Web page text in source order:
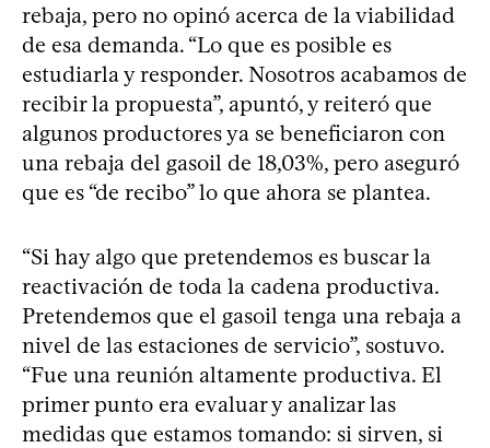
rebaja, pero no opinó acerca de la viabilidad
de esa demanda. “Lo que es posible es
estudiarla y responder. Nosotros acabamos de
recibir la propuesta”, apuntó, y reiteró que
algunos productores ya se beneficiaron con
una rebaja del gasoil de 18,03%, pero aseguró
que es “de recibo” lo que ahora se plantea.
“Si hay algo que pretendemos es buscar la
reactivación de toda la cadena productiva.
Pretendemos que el gasoil tenga una rebaja a
nivel de las estaciones de servicio”, sostuvo.
“Fue una reunión altamente productiva. El
primer punto era evaluar y analizar las
medidas que estamos tomando: si sirven, si